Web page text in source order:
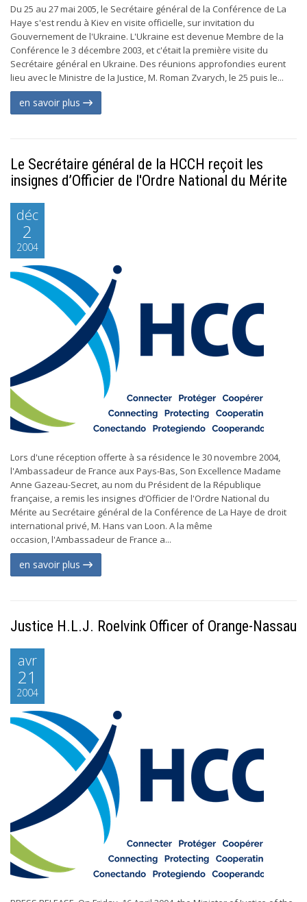
Du 25 au 27 mai 2005, le Secrétaire général de la Conférence de La
Haye s'est rendu à Kiev en visite officielle, sur invitation du
Gouvernement de l'Ukraine. L'Ukraine est devenue Membre de la
Conférence le 3 décembre 2003, et c'était la première visite du
Secrétaire général en Ukraine. Des réunions approfondies eurent
lieu avec le Ministre de la Justice, M. Roman Zvarych, le 25 puis le...
en savoir plus
Le Secrétaire général de la HCCH reçoit les
insignes d’Officier de l'Ordre National du Mérite
déc
2
2004
Lors d'une réception offerte à sa résidence le 30 novembre 2004,
l'Ambassadeur de France aux Pays-Bas, Son Excellence Madame
Anne Gazeau-Secret, au nom du Président de la République
française, a remis les insignes d’Officier de l'Ordre National du
Mérite au Secrétaire général de la Conférence de La Haye de droit
international privé, M. Hans van Loon. A la même
occasion, l'Ambassadeur de France a...
en savoir plus
Justice H.L.J. Roelvink Officer of Orange-Nassau
avr
21
2004